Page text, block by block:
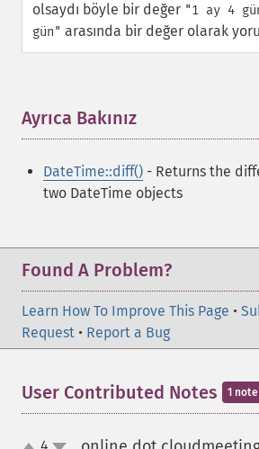
olsaydı böyle bir değer "1 ay 4
gün" arasında bir değer olarak
Ayrıca Bakınız
DateTime::diff() - Returns the
two DateTime objects
Found A Problem?
Learn How To Improve This Page •
Request • Report a Bug
User Contributed Notes 1 note